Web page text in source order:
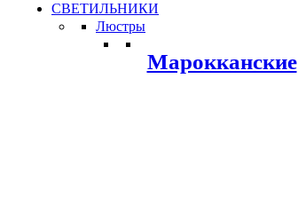
СВЕТИЛЬНИКИ
Люстры
Марокканские